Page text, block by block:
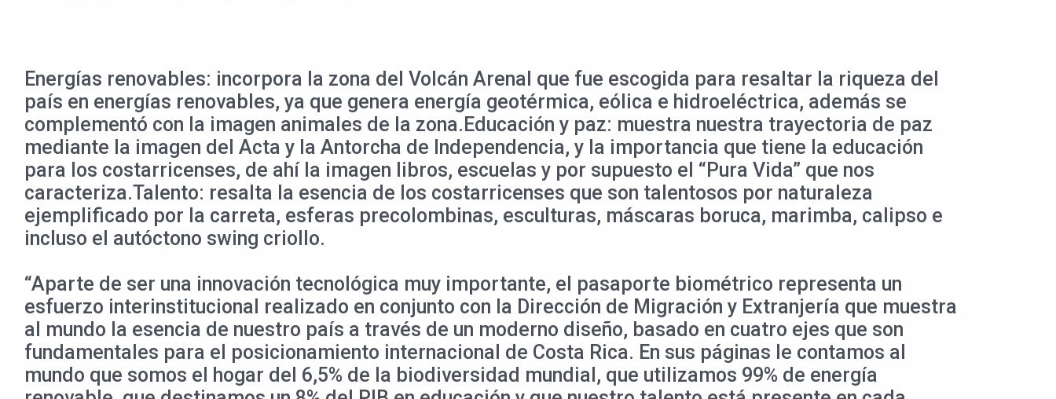
Energías renovables: incorpora la zona del Volcán Arenal que fue escogida para resaltar la riqueza del
país en energías renovables, ya que genera energía geotérmica, eólica e hidroeléctrica, además se
complementó con la imagen animales de la zona.Educación y paz: muestra nuestra trayectoria de paz
mediante la imagen del Acta y la Antorcha de Independencia, y la importancia que tiene la educación
para los costarricenses, de ahí la imagen libros, escuelas y por supuesto el “Pura Vida” que nos
caracteriza.Talento: resalta la esencia de los costarricenses que son talentosos por naturaleza
ejemplificado por la carreta, esferas precolombinas, esculturas, máscaras boruca, marimba, calipso e
incluso el autóctono swing criollo.
“Aparte de ser una innovación tecnológica muy importante, el pasaporte biométrico representa un
esfuerzo interinstitucional realizado en conjunto con la Dirección de Migración y Extranjería que muestra
al mundo la esencia de nuestro país a través de un moderno diseño, basado en cuatro ejes que son
fundamentales para el posicionamiento internacional de Costa Rica. En sus páginas le contamos al
mundo que somos el hogar del 6,5% de la biodiversidad mundial, que utilizamos 99% de energía